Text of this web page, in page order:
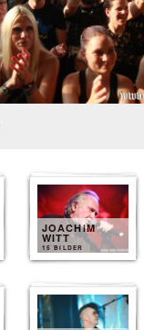
JOACHIM
WITT
15 BILDER